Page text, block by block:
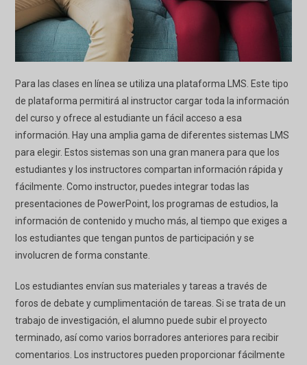
Para las clases en línea se utiliza una plataforma LMS. Este tipo
de plataforma permitirá al instructor cargar toda la información
del curso y ofrece al estudiante un fácil acceso a esa
información. Hay una amplia gama de diferentes sistemas LMS
para elegir. Estos sistemas son una gran manera para que los
estudiantes y los instructores compartan información rápida y
fácilmente. Como instructor, puedes integrar todas las
presentaciones de PowerPoint, los programas de estudios, la
información de contenido y mucho más, al tiempo que exiges a
los estudiantes que tengan puntos de participación y se
involucren de forma constante.
Los estudiantes envían sus materiales y tareas a través de
foros de debate y cumplimentación de tareas. Si se trata de un
trabajo de investigación, el alumno puede subir el proyecto
terminado, así como varios borradores anteriores para recibir
comentarios. Los instructores pueden proporcionar fácilmente